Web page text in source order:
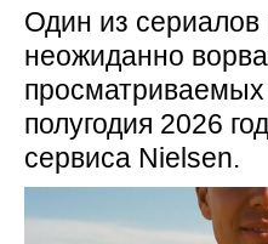
Один из сериалов
неожиданно
просматриваемых
полугодия 2026
сервиса Nielsen.